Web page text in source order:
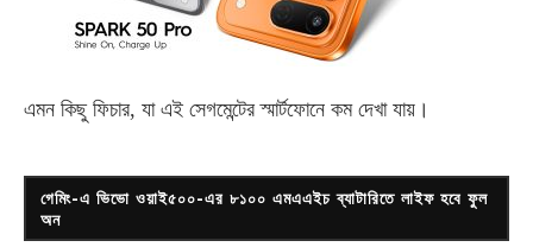
এমন কিছু ফিচার, যা এই সেগমেন্টের স্মার্টফোনে কম দেখা যায়।
গেমিং-এ ভিভো ওয়াই৫০০-এর ৮১০০ এমএএইচ ব্যাটারিতে লাইফ হবে ফুল
অন